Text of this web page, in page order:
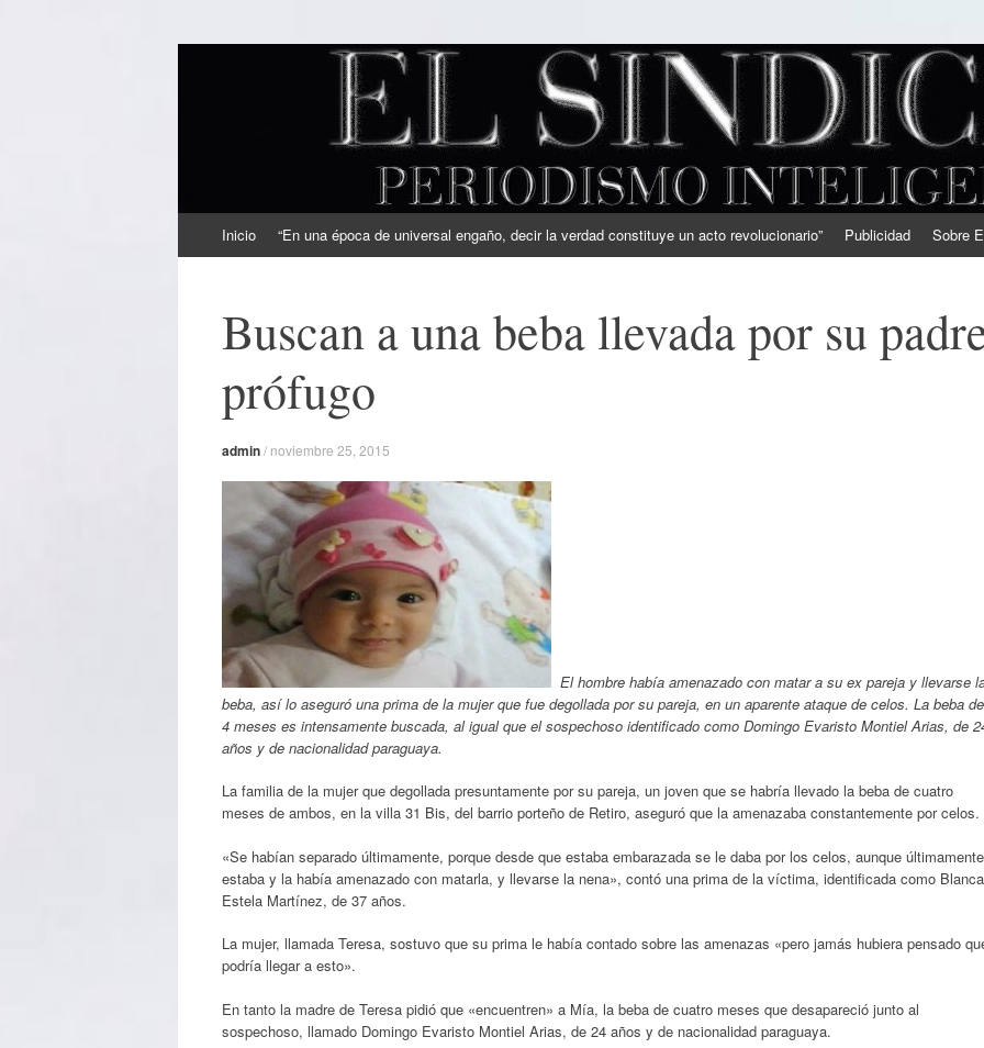
EL SINDICAL
Periodismo Inteligente
al
Inicio “En una época de universal engaño, decir la verdad constituye un acto revolucionario” Publicidad Sobre
Buscan a una beba llevada por su
prófugo
admin/ noviembre 25, 2015
El hombre había amenazado con matar a su ex pareja y llevarse
beba, así lo aseguró una prima de la mujer que fue degollada por su pareja, en un aparente ataque de celos. La beba de
4 meses es intensamente buscada, al igual que el sospechoso identificado como Domingo Evaristo Montiel Arias, de
años y de nacionalidad paraguaya.
La familia de la mujer que degollada presuntamente por su pareja, un joven que se habría llevado la beba de cuatro
meses de ambos, en la villa 31 Bis, del barrio porteño de Retiro, aseguró que la amenazaba constantemente por celos.
«Se habían separado últimamente, porque desde que estaba embarazada se le daba por los celos, aunque últimamente
estaba y la había amenazado con matarla, y llevarse la nena», contó una prima de la víctima, identificada como Blanca
Estela Martínez, de 37 años.
La mujer, llamada Teresa, sostuvo que su prima le había contado sobre las amenazas «pero jamás hubiera pensado
podría llegar a esto».
En tanto la madre de Teresa pidió que «encuentren» a Mía, la beba de cuatro meses que desapareció junto al
sospechoso, llamado Domingo Evaristo Montiel Arias, de 24 años y de nacionalidad paraguaya.